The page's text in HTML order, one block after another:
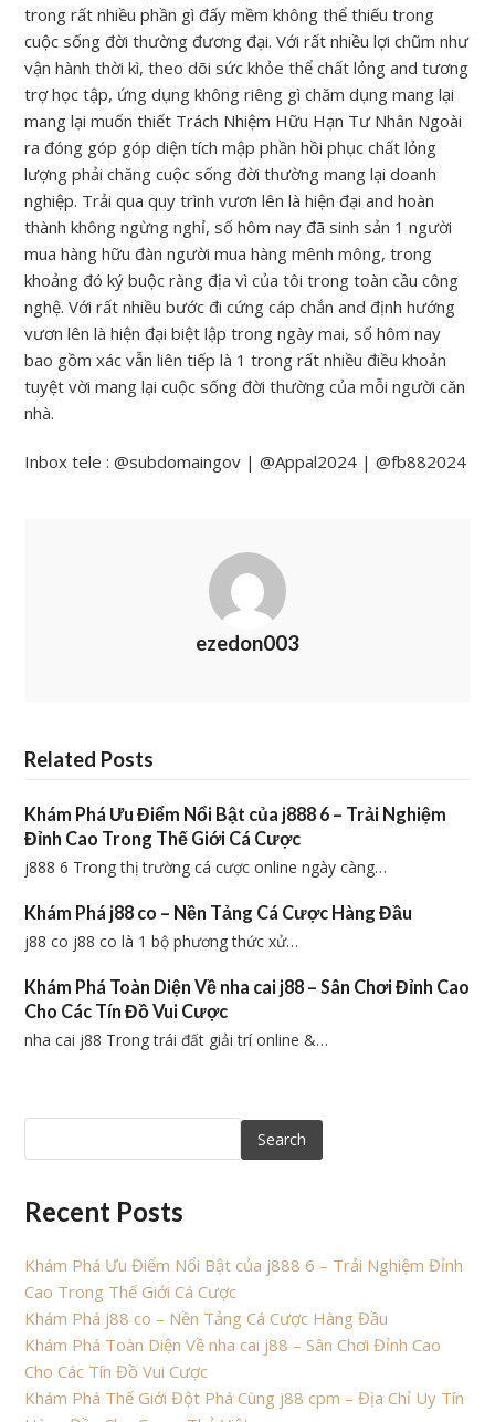
trong rất nhiều phần gì đấy mềm không thể thiếu trong
cuộc sống đời thường đương đại. Với rất nhiều lợi chũm như
vận hành thời kì, theo dõi sức khỏe thể chất lỏng and tương
trợ học tập, ứng dụng không riêng gì chăm dụng mang lại
mang lại muốn thiết Trách Nhiệm Hữu Hạn Tư Nhân Ngoài
ra đóng góp góp diện tích mập phần hồi phục chất lỏng
lượng phải chăng cuộc sống đời thường mang lại doanh
nghiệp. Trải qua quy trình vươn lên là hiện đại and hoàn
thành không ngừng nghỉ, số hôm nay đã sinh sản 1 người
mua hàng hữu đàn người mua hàng mênh mông, trong
khoảng đó ký buộc ràng địa vì của tôi trong toàn cầu công
nghệ. Với rất nhiều bước đi cứng cáp chắn and định hướng
vươn lên là hiện đại biệt lập trong ngày mai, số hôm nay
bao gồm xác vẫn liên tiếp là 1 trong rất nhiều điều khoản
tuyệt vời mang lại cuộc sống đời thường của mỗi người căn
nhà.
Inbox tele : @subdomaingov | @Appal2024 | @fb882024
ezedon003
Related Posts
Khám Phá Ưu Điểm Nổi Bật của j888 6 – Trải Nghiệm
Đỉnh Cao Trong Thế Giới Cá Cược
j888 6 Trong thị trường cá cược online ngày càng…
Khám Phá j88 co – Nền Tảng Cá Cược Hàng Đầu
j88 co j88 co là 1 bộ phương thức xử…
Khám Phá Toàn Diện Về nha cai j88 – Sân Chơi Đỉnh Cao
Cho Các Tín Đồ Vui Cược
nha cai j88 Trong trái đất giải trí online &…
Search
Recent Posts
Khám Phá Ưu Điểm Nổi Bật của j888 6 – Trải Nghiệm Đỉnh
Cao Trong Thế Giới Cá Cược
Khám Phá j88 co – Nền Tảng Cá Cược Hàng Đầu
Khám Phá Toàn Diện Về nha cai j88 – Sân Chơi Đỉnh Cao
Cho Các Tín Đồ Vui Cược
Khám Phá Thế Giới Đột Phá Cùng j88 cpm – Địa Chỉ Uy Tín